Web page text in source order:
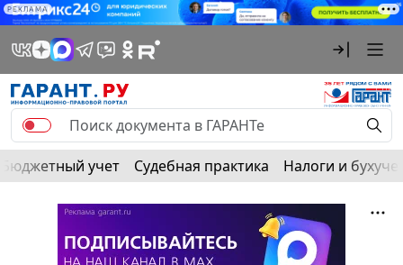
РЕКЛАМА
Бюджетный учет Судебная практика Налоги и